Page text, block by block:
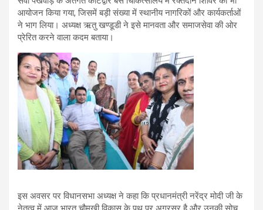
आयोजन किया गया, जिसमें बड़ी संख्या में स्थानीय नागरिकों और कार्यकर्ताओं
ने भाग लिया। अध्यक्ष ऋतु खण्डूडी ने इसे मानवता और समाजसेवा की ओर
प्रेरित करने वाला कदम बताया।
इस अवसर पर विधानसभा अध्यक्ष ने कहा कि प्रधानमंत्री नरेंद्र मोदी जी के